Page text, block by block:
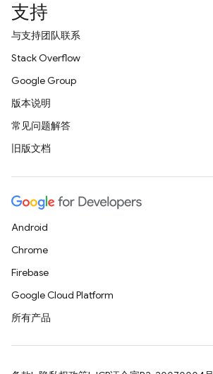
支持
与支持团队联系
Stack Overflow
Google Group
版本说明
常见问题解答
旧版文档
Android
Chrome
Firebase
Google Cloud Platform
所有产品